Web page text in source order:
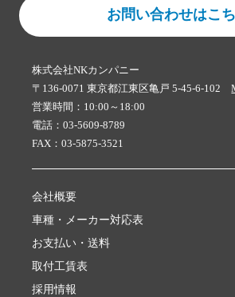
お問い合わせはこ
株式会社NKカンパニー
〒136-0071 東京都江東区亀戸 5-45-6-102
営業時間：10:00～18:00
電話：03-5609-8789
FAX：03-5875-3521
会社概要
車種・メーカー対応表
お支払い・送料
取付工賃表
採用情報